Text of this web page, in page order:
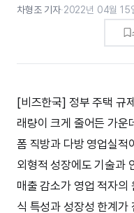
차형조 기자·2022년 04월 15
[비즈한국] 정부 주택 규
래량이 크게 줄어든 가운
폼 직방과 다방 영업실적
외형적 성장에도 기술과
매출 감소가 영업 적자의
식 특성과 성장성 한계가